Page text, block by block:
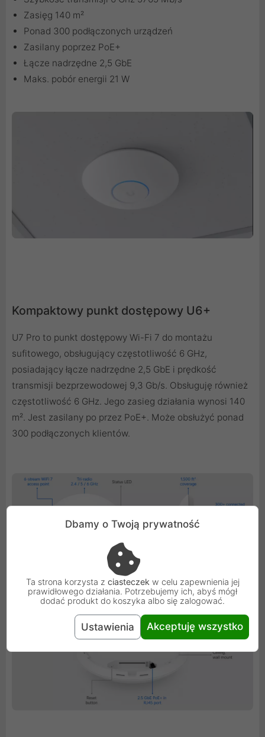
Zasięg 140 m²
Ponad 300 podłączonych urządzeń
Zasilany poprzez PoE+
Łącze nadrzędne 2,5 GbE
Maks. pobór energii 21 W
Kompaktowy punkt dostępowy U6+
U7 Pro to punkt dostępowy Wi-Fi 7 do montażu
sufitowego, obsługujący częstotliwość 6 GHz,
posiadający łącze nadrzędne 2,5 GbE i prędkość
transmisji bezprzewodowej 9,3 Gb/s. Obsługuję również
częstotliwość 6 GHz. Jego zasieg działania wynosi 140
m². Jest zasilany po przez PoE+. Może obsłużyć ponad
300 podłączonych klientów.
Dbamy o Twoją prywatność
Ta strona korzysta z ciasteczek w celu zapewnienia jej
prawidłowego działania. Potrzebujemy ich, abyś mógł
dodać produkt do koszyka albo się zalogować.
Ustawienia Akceptuję wszystko